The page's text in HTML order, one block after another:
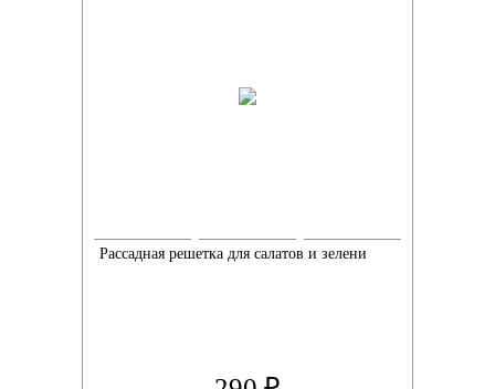
Рассадная решетка для салатов и зелени